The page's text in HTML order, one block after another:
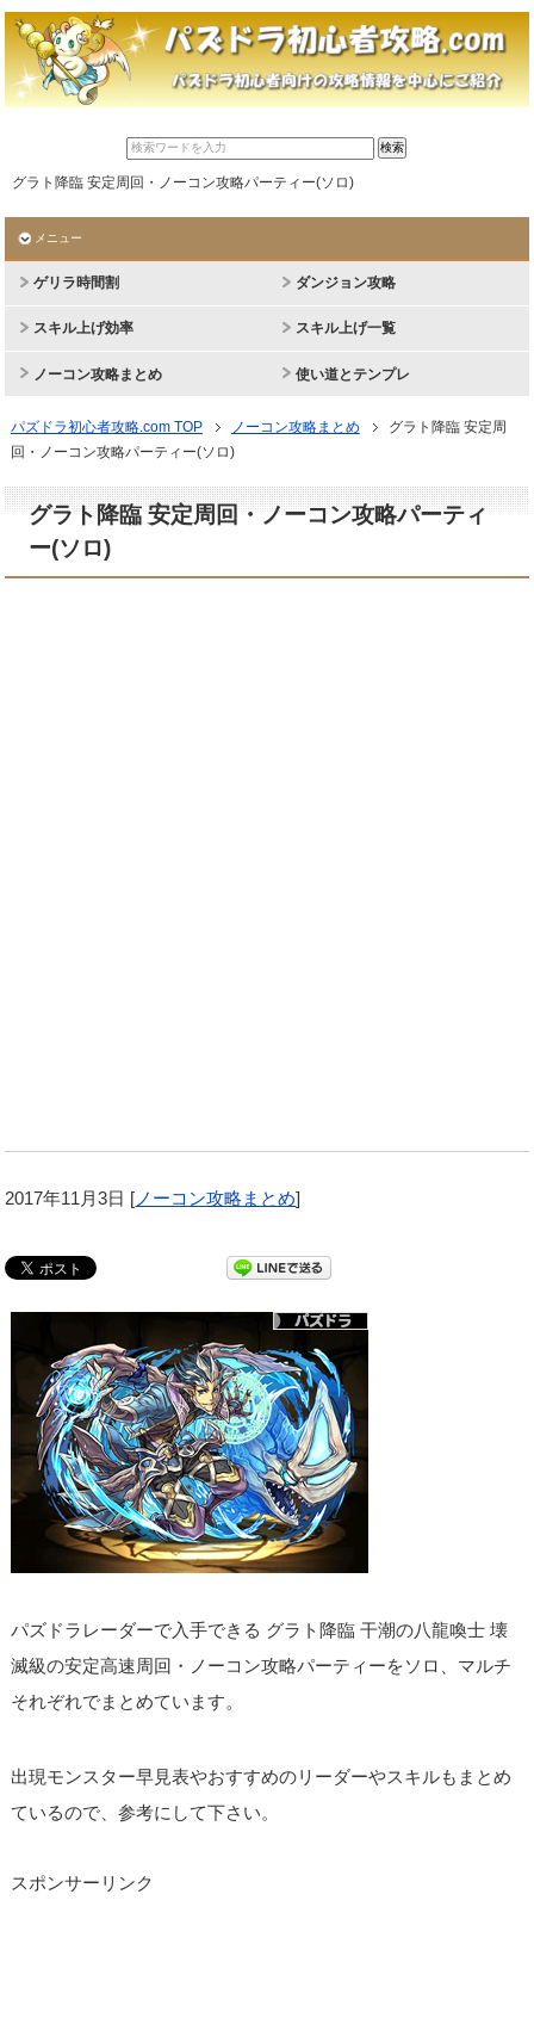
グラト降臨 安定周回・ノーコン攻略パーティー(ソロ)
メニュー
ゲリラ時間割 ダンジョン攻略
スキル上げ効率 スキル上げ一覧
ノーコン攻略まとめ 使い道とテンプレ
パズドラ初心者攻略.com TOP ノーコン攻略まとめ
グラト降臨 安定周
回・ノーコン攻略パーティー(ソロ)
グラト降臨 安定周回・ノーコン攻略パーティ
ー(ソロ)
2017年11月3日 [ ノーコン攻略まとめ]
パズドラレーダーで入手できる グラト降臨 干潮の八龍喚士 壊
滅級の安定高速周回・ノーコン攻略パーティーをソロ、マルチ
それぞれでまとめています。
出現モンスター早見表やおすすめのリーダーやスキルもまとめ
ているので、参考にして下さい。
スポンサーリンク